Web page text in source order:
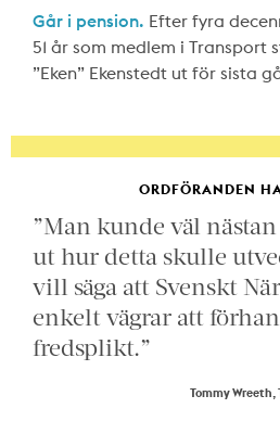
Går i pension. Efter fyra
51 år som medlem i Transport
”Eken” Ekenstedt ut för sista
ORDFÖRANDEN
”Man kunde väl
ut hur detta skulle
vill säga att Svenskt
enkelt vägrar att
fredsplikt.”
Tommy